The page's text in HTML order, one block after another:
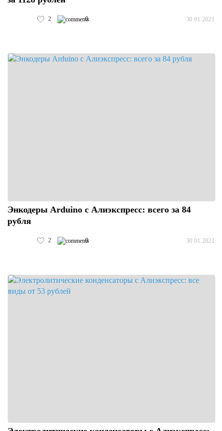
2 0 30.01.2021
Энкодеры Arduino с Алиэкспресс: всего за 84
рубля
2 0 30.01.2021